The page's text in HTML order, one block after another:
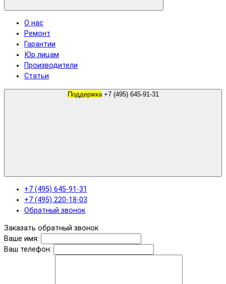
О нас
Ремонт
Гарантии
Юр лицам
Производители
Статьи
Поддержка
+7 (495) 645-91-31
+7 (495) 220-18-03
Обратный звонок
Заказать обратный звонок
Ваше имя:
Ваш телефон: